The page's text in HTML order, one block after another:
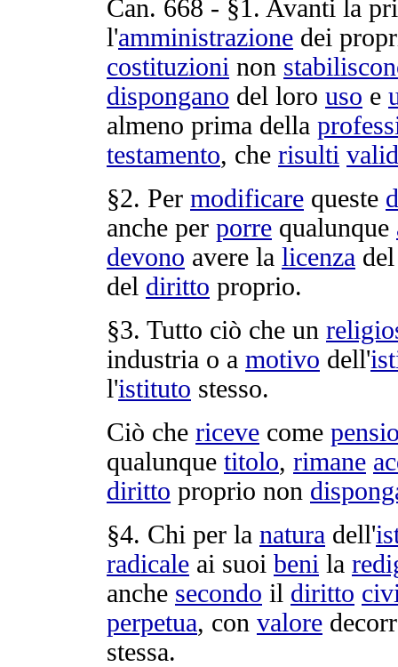
Can. 668 - §1. Avanti la
l'amministrazione dei
costituzioni non
dispongano del loro uso e
almeno prima della
testamento, che risulti
§2. Per modificare queste
anche per porre qualunque
devono avere la licenza
del diritto proprio.
§3. Tutto ciò che un
industria o a motivo dell'
l'istituto stesso.
Ciò che riceve come
qualunque titolo, rimane
diritto proprio non
§4. Chi per la natura dell'
radicale ai suoi beni la
anche secondo il diritto
perpetua, con valore
stessa.